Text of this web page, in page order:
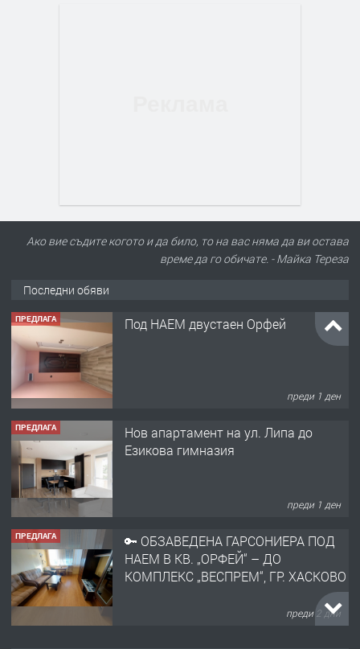
Ако вие съдите когото и да било, то на вас няма да ви остава
време да го обичате. - Майка Тереза
Последни обяви
ПРЕДЛАГА
Нов апартамент на ул. Липа до
преди 1 ден
ПРЕДЛАГА
🔑 ОБЗАВЕДЕНА ГАРСОНИЕРА ПОД
НАЕМ В КВ. „ОРФЕЙ“ – ДО
преди 2 дни
ПРЕДЛАГА
НАПЪЛНО ОБЗАВЕДЕН И
ОБОРУДВАН ТРИСТАЕН
АПАРТАМЕНТ В ЦЕНТЪРА НА ГР.
преди 3 дни